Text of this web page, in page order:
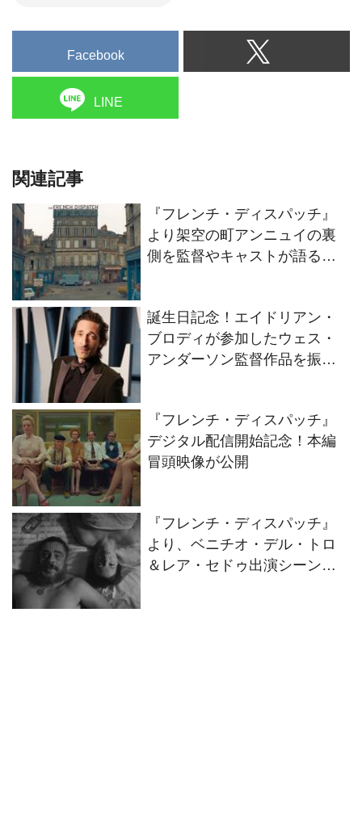
Facebook
LINE
関連記事
『フレンチ・ディスパッチ』
より架空の町アンニュイの裏
側を監督やキャストが語るイ
誕生日記念！エイドリアン・
ブロディが参加したウェス・
アンダーソン監督作品を振り
『フレンチ・ディスパッチ』
デジタル配信開始記念！本編
冒頭映像が公開
『フレンチ・ディスパッチ』
より、ベニチオ・デル・トロ
＆レア・セドゥ出演シーンの